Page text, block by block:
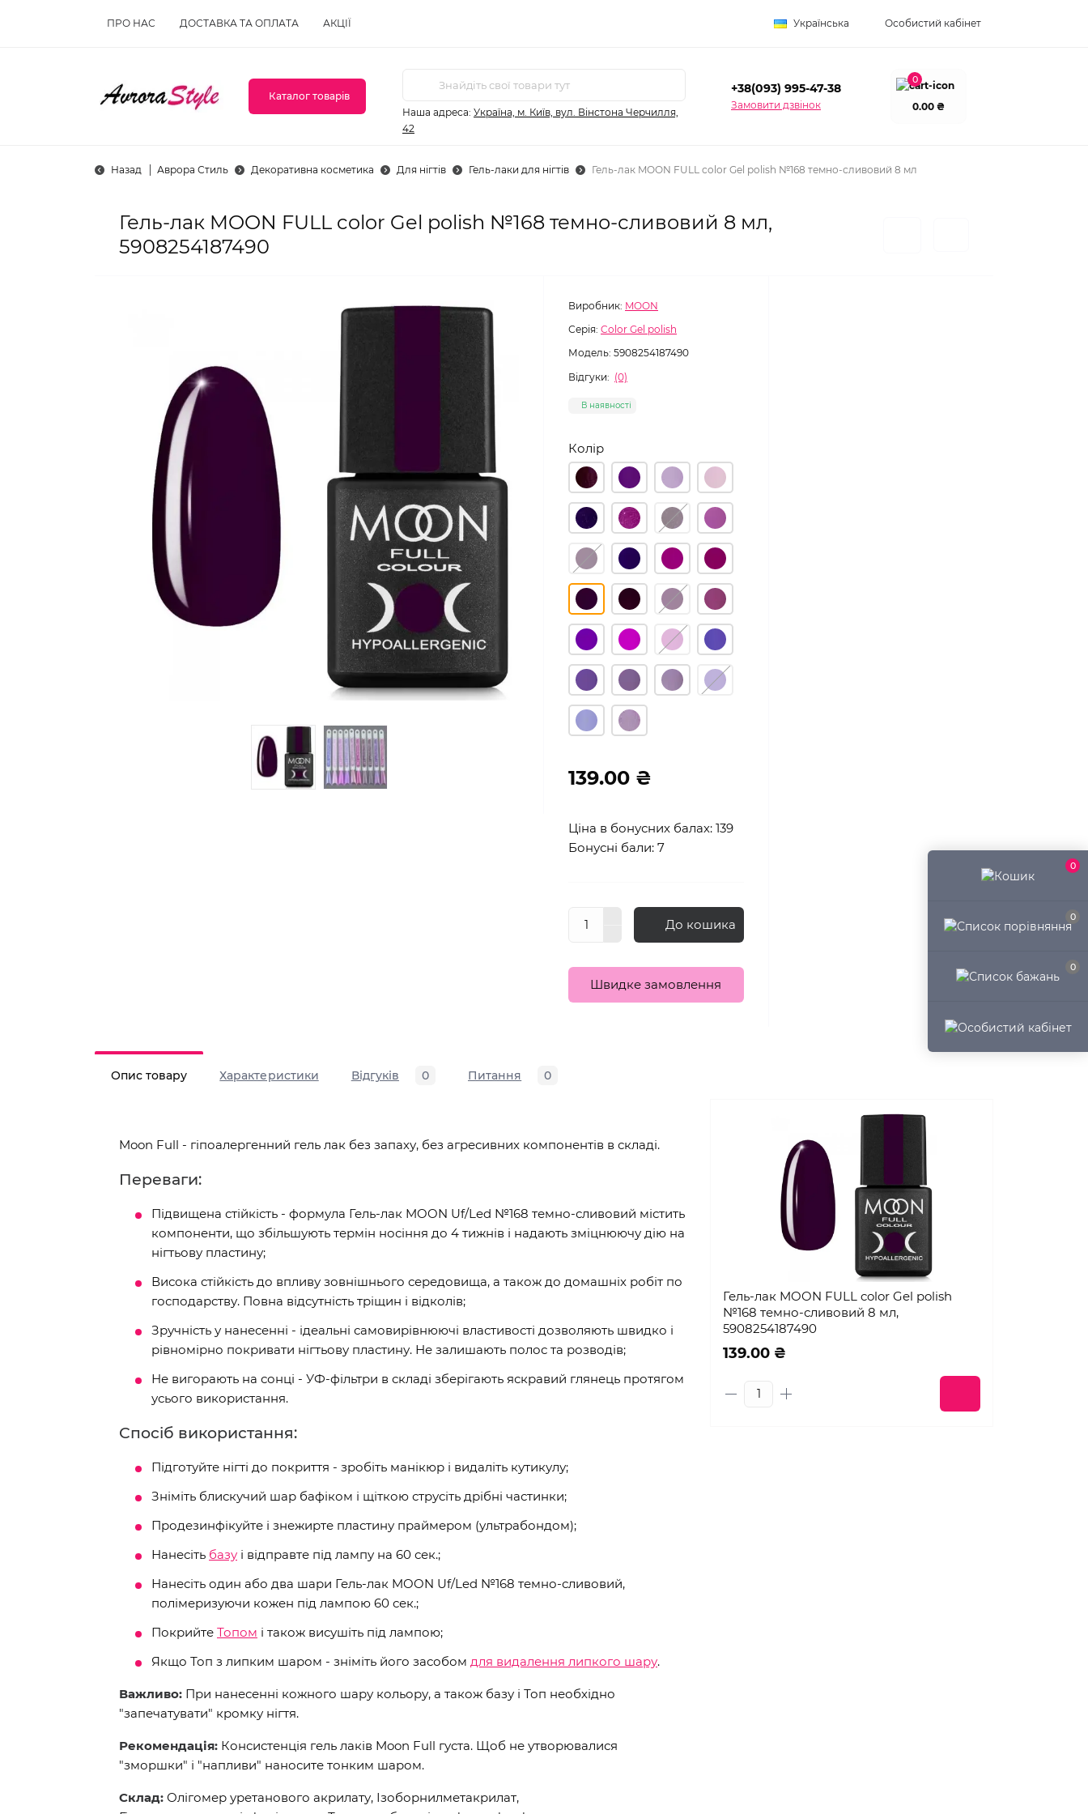
0
0
0
ПРО НАС ДОСТАВКА ТА ОПЛАТА АКЦІЇ Українська Особистий кабінет
Каталог товарів
Наша адреса: Україна, м. Київ, вул. Вінстона Черчилля,
42
+38(093) 995-47-38
Замовити дзвінок
0
0.00 ₴
Назад Аврора Стиль Декоративна косметика Для нігтів Гель-лаки для нігтів Гель-лак MOON FULL color Gel polish №168 темно-сливовий 8 мл
Гель-лак MOON FULL color Gel polish №168 темно-сливовий 8 мл,
5908254187490
Виробник: MOON
Серія: Color Gel polish
Модель: 5908254187490
Відгуки: (0)
В наявності
Колір
139.00 ₴
Ціна в бонусних балах: 139
Бонусні бали: 7
До кошика
Швидке замовлення
Опис товару Характеристики Відгуків 0 Питання 0
Moon Full - гіпоалергенний гель лак без запаху, без агресивних компонентів в складі.
Переваги:
Підвищена стійкість - формула Гель-лак MOON Uf/Led №168 темно-сливовий містить
компоненти, що збільшують термін носіння до 4 тижнів і надають зміцнюючу дію на
нігтьову пластину;
Висока стійкість до впливу зовнішнього середовища, а також до домашніх робіт по
господарству. Повна відсутність тріщин і відколів;
Зручність у нанесенні - ідеальні самовирівнюючі властивості дозволяють швидко і
рівномірно покривати нігтьову пластину. Не залишають полос та розводів;
Не вигорають на сонці - УФ-фільтри в складі зберігають яскравий глянець протягом
усього використання.
Спосіб використання:
Підготуйте нігті до покриття - зробіть манікюр і видаліть кутикулу;
Зніміть блискучий шар бафіком і щіткою струсіть дрібні частинки;
Продезинфікуйте і знежирте пластину праймером (ультрабондом);
Нанесіть базу і відправте під лампу на 60 сек.;
Нанесіть один або два шари Гель-лак MOON Uf/Led №168 темно-сливовий,
полімеризуючи кожен під лампою 60 сек.;
Покрийте Топом і також висушіть під лампою;
Якщо Топ з липким шаром - зніміть його засобом для видалення липкого шару.
Важливо: При нанесенні кожного шару кольору, а також базу і Топ необхідно
"запечатувати" кромку нігтя.
Рекомендація: Консистенція гель лаків Moon Full густа. Щоб не утворювалися
"зморшки" і "напливи" наносите тонким шаром.
Склад: Олігомер уретанового акрилату, Ізоборнилметакрилат,
Гель-лак MOON FULL color Gel polish
№168 темно-сливовий 8 мл,
5908254187490
139.00 ₴